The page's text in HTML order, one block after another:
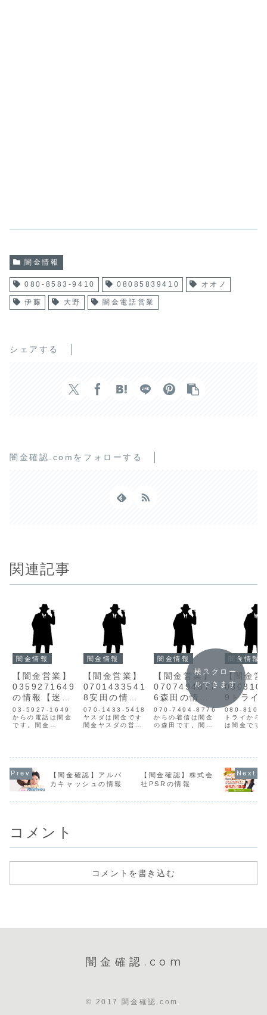
闇金情報
080-8583-9410 08085839410 オオノ
伊藤 大野 闇金電話営業
シェアする
闇金確認.comをフォローする
関連記事
闇金情報
【闇金営業】
0359271649
の情報【迷惑
電話】
03-5927-1649
からの電話は闇金
です。闇金
登録もなく、信用
情報がありませ
ん。取り立て時は
になり、嫌がらせ
闇金情報
【闇金営業】
0701433541
8安田の情報
【迷惑電話】
070-1433-5418
ヤスダは闇金です
闇金ヤスダの営業
は完済ブロックを
してくる非常に悪
質な闇金です。最
させて貰えず、完
闇金情報
【闇金営業】
0707494877
6森田の情報
【迷惑電話】
070-7494-8776
からの着信は闇金
の森田です。闇金
に個人情報を不正
に入手し、電話営
業やメールを送っ
リタの営業闇金マ
闇金情報
【闇金営
9トライ
報【迷惑
話】
080-
トライから
は闇金です
る電話広告
てきます。
タリング業
金です。貸
横スクロー
ルできます
【闇金確認】アルパ
カキャッシュの情報
【闇金確認】株式会
社PSRの情報
コメント
コメントを書き込む
闇金確認.com
© 2017 闇金確認.com.